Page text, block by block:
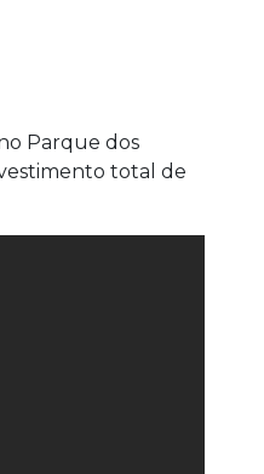
Parque dos
total de